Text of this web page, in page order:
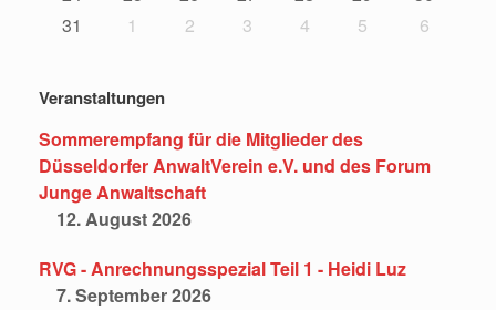
31
1 2 3 4 5 6
Veranstaltungen
Sommerempfang für die Mitglieder des
Düsseldorfer AnwaltVerein e.V. und des Forum
Junge Anwaltschaft
12. August 2026
RVG - Anrechnungsspezial Teil 1 - Heidi Luz
7. September 2026